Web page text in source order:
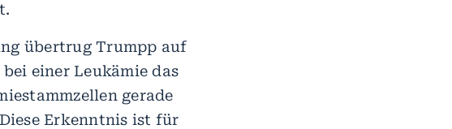
übertrug Trumpp auf
einer Leukämie das
gerade
Erkenntnis ist für